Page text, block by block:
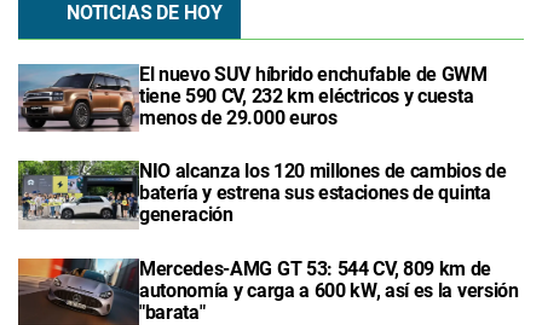
NOTICIAS DE HOY
El nuevo SUV híbrido enchufable de GWM
tiene 590 CV, 232 km eléctricos y cuesta
menos de 29.000 euros
NIO alcanza los 120 millones de cambios de
batería y estrena sus estaciones de quinta
generación
Mercedes-AMG GT 53: 544 CV, 809 km de
autonomía y carga a 600 kW, así es la versión
"barata"